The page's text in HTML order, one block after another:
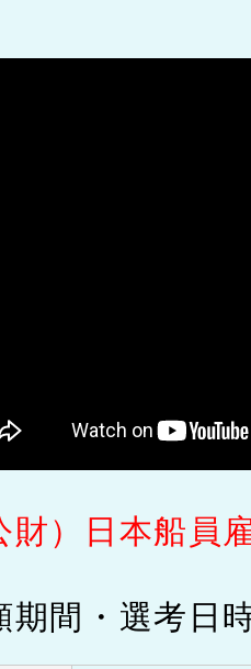
財）日本船員
期間・選考日